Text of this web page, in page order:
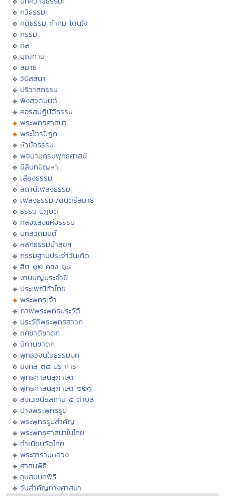
กวีธรรมะ
คติธรรม คำคม โดนใจ
กรรม
ศีล
บุญทาน
สมาธิ
วิปัสสนา
ปริวาสกรรม
ฟังสวดมนต์
คอร์สปฏิบัติธรรม
พระพุทธศาสนา
พระไตรปิฏก
หัวข้อธรรม
พจนานุกรมพุทธศาสน์
มิลินทปัญหา
เสียงธรรม
สถานีเพลงธรรมะ
เพลงธรรมะ/ดนตรีสมาธิ
ธรรมะปฏิบัติ
คลังแสงแห่งธรรม
บทสวดมนต์
หลักธรรมนำสุขฯ
กรรมฐานประจำวันเกิด
ฮีต ๑๒ คอง ๑๔
งานบุญประจำปี
ประเพณีทั่วไทย
พระพุทธเจ้า
ภาพพระพุทธประวัติ
ประวัติพระพุทธสาวก
ทศชาติชาดก
นิทานชาดก
พุทธวจนในธรรมบท
มงคล ๓๘ ประการ
พุทธศาสนสุภาษิต
พุทธศาสนสุภาษิต ๖๒๑
สังเวชนียสถาน ๔ ตำบล
ปางพระพุทธรูป
พระพุทธรูปสำคัญ
พระพุทธศาสนาในไทย
ทำเนียบวัดไทย
พระอารามหลวง
ศาสนพิธี
อุปสมบทพิธี
วันสำคัญทางศาสนา